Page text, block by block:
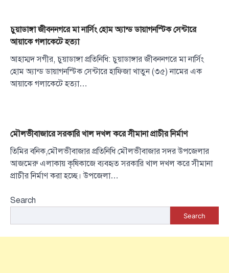
চুয়াডাঙ্গা জীবননগরে মা নার্সিং হোম অ্যান্ড ডায়াগনস্টিক সেন্টারে
আয়াকে গলাকেটে হত্যা
আহাম্মদ সগীর, চুয়াডাঙ্গা প্রতিনিধি: চুয়াডাঙ্গার জীবননগরে মা নার্সিং
হোম অ্যান্ড ডায়াগনস্টিক সেন্টারে হাফিজা খাতুন (৩৫) নামের এক
আয়াকে গলাকেটে হত্যা…
মৌলভীবাজারে সরকারি খাল দখল করে সীমানা প্রাচীর নির্মাণ
তিমির বনিক,মৌলভীবাজার প্রতিনিধি মৌলভীবাজার সদর উপজেলার
আজমেরু এলাকায় কৃষিকাজে ব্যবহৃত সরকারি খাল দখল করে সীমানা
প্রাচীর নির্মাণ করা হচ্ছে। উপজেলা…
Search
Search